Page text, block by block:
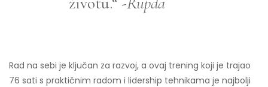
Rad na sebi je ključan za razvoj, a ovaj trening koji je trajao
76 sati s praktičnim radom i lidership tehnikama je najbolji